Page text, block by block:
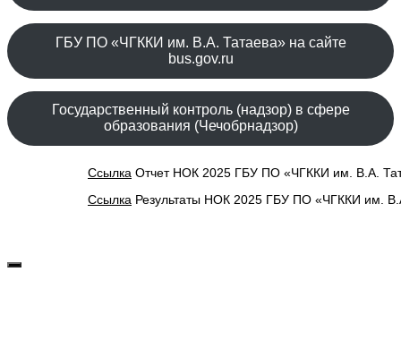
ГБУ ПО «ЧГККИ им. В.А. Татаева» на сайте
bus.gov.ru
Государственный контроль (надзор) в сфере
образования (Чечобрнадзор)
Ссылка Отчет НОК 2025 ГБУ ПО «ЧГККИ им. В.А.
Ссылка Результаты НОК 2025 ГБУ ПО «ЧГККИ им.